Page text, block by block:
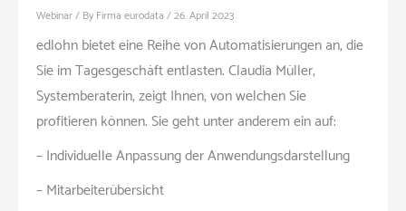
Webinar/ By Firma eurodata /26. April 2023
edlohn bietet eine Reihe von Automatisierungen an, die
Sie im Tagesgeschäft entlasten. Claudia Müller,
Systemberaterin, zeigt Ihnen, von welchen Sie
profitieren können. Sie geht unter anderem ein auf:
– Individuelle Anpassung der Anwendungsdarstellung
– Mitarbeiterübersicht